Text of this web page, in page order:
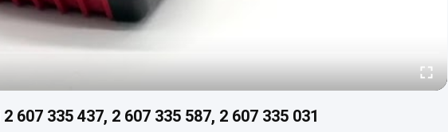
607 335 437, 2 607 335 587, 2 607 335 031